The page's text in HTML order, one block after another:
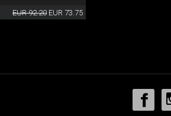
EUR 92.20 EUR 73.75